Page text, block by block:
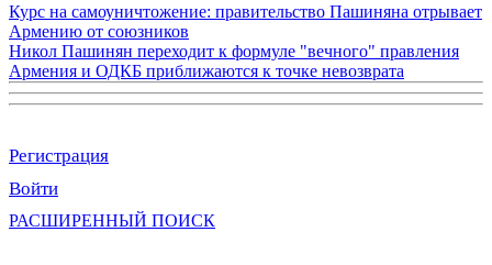
Курс на самоуничтожение: правительство Пашиняна отрывает
Армению от союзников
Никол Пашинян переходит к формуле "вечного" правления
Армения и ОДКБ приближаются к точке невозврата
Регистрация
Войти
РАСШИРЕННЫЙ ПОИСК